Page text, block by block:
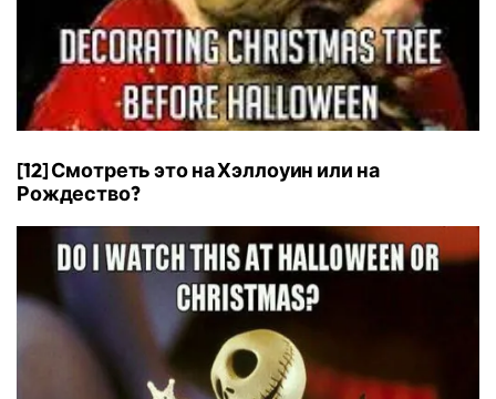
[12] Смотреть это на Хэллоуин или на
Рождество?